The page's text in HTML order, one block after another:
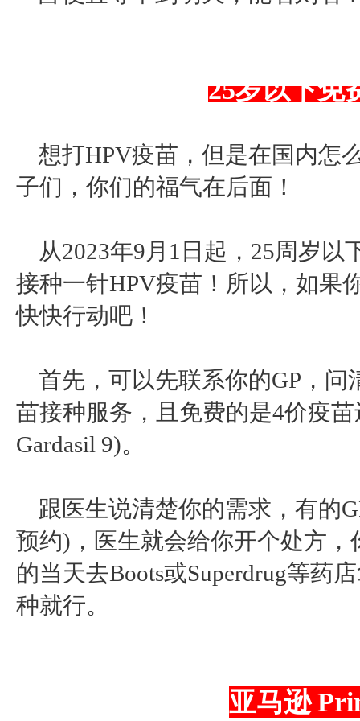
25岁以下免
想打HPV疫苗，但是在国内怎
子们，你们的福气在后面！
从2023年9月1日起，25周岁
接种一针HPV疫苗！所以，如果
快快行动吧！
首先，可以先联系你的GP，问
苗接种服务，且免费的是4价疫
Gardasil 9)。
跟医生说清楚你的需求，有的
预约)，医生就会给你开个处方
的当天去Boots或Superdrug等药
种就行。
亚马逊